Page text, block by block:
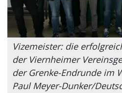
Vizemeister: die
der Viernheimer
der Grenke-Endrunde im
Paul Meyer-Dunker/